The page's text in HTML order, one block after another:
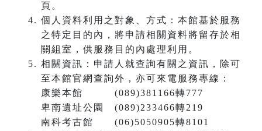
頁。
個人資料利用之對象、方式：本館基於服務
之特定目的內，將申請相關資料將留存於相
關組室，供服務目的內處理利用。
相關資訊：申請人就查詢有關之資訊，除可
至本館官網查詢外，亦可來電服務專線：
康樂本館 (089)381166轉777
卑南遺址公園 (089)233466轉219
南科考古館 (06)5050905轉8101